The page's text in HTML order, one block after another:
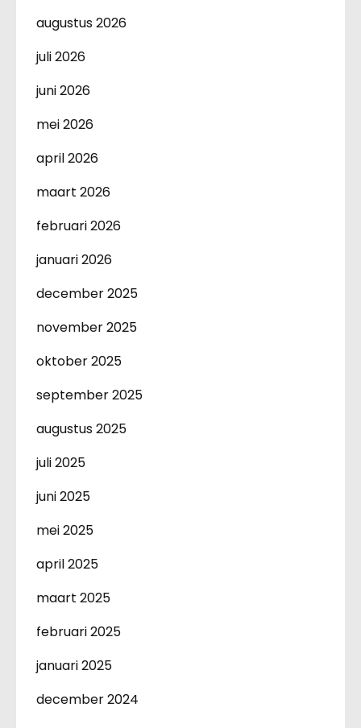
augustus 2026
juli 2026
juni 2026
mei 2026
april 2026
maart 2026
februari 2026
januari 2026
december 2025
november 2025
oktober 2025
september 2025
augustus 2025
juli 2025
juni 2025
mei 2025
april 2025
maart 2025
februari 2025
januari 2025
december 2024